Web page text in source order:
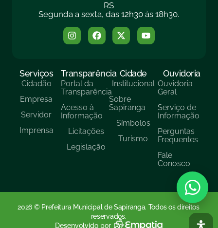
RS
Segunda a sexta, das 12h30 às 18h30.
Serviços
Cidadão
Empresa
Servidor
Imprensa
Transparência
Portal da
Transparência
Acesso à
Informação
Licitações
Legislação
Cidade
Institucional
Sobre
Sapiranga
Símbolos
Turísmo
Ouvidoria
Ouvidoria
Geral
Serviço de
Informação
Perguntas
Frequentes
Fale
Conosco
2026 © Prefeitura Municipal de Sapiranga. Todos os direitos
reservados.
Desenvolvido por